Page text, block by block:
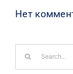
Нет